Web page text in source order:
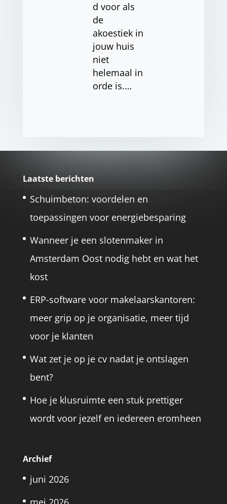
d voor als
de
akoestiek in
jouw huis
niet
helemaal in
orde is.…
Laatste berichten
Schuimbeton: voordelen en
toepassingen voor energiebesparing
Wanneer je een slotenmaker in
Amsterdam Oost nodig hebt en wat het
kost
ERP-software voor makelaarskantoren:
meer grip op je organisatie, meer tijd
voor je klanten
Wat zet je op je cv nadat je ontslagen
bent?
Hoe je klusruimte een stuk prettiger
wordt voor jezelf en iedereen eromheen
Archief
juni 2026